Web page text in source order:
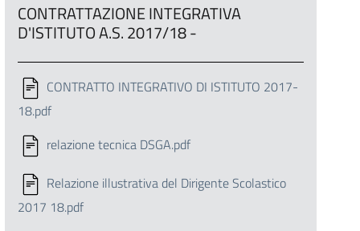
CONTRATTAZIONE INTEGRATIVA
D'ISTITUTO A.S. 2017/18 -
CONTRATTO INTEGRATIVO DI ISTITUTO 2017-
18.pdf
relazione tecnica DSGA.pdf
Relazione illustrativa del Dirigente Scolastico
2017 18.pdf